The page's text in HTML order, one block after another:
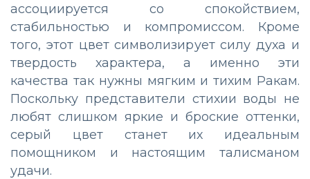
ассоциируется со спокойствием,
стабильностью и компромиссом. Кроме
того, этот цвет символизирует силу духа и
твердость характера, а именно эти
качества так нужны мягким и тихим Ракам.
Поскольку представители стихии воды не
любят слишком яркие и броские оттенки,
серый цвет станет их идеальным
помощником и настоящим талисманом
удачи.